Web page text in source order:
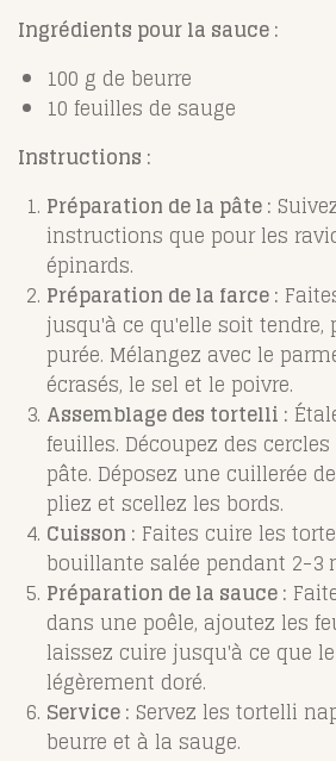
Ingrédients pour la sauce :
100 g de beurre
10 feuilles de sauge
Instructions :
Préparation de la pâte :
instructions que pour les
épinards.
Préparation de la farce :
jusqu'à ce qu'elle soit
purée. Mélangez avec le
écrasés, le sel et le poivre.
Assemblage des tortelli :
feuilles. Découpez des
pâte. Déposez une cuillerée
pliez et scellez les bords.
Cuisson : Faites cuire les
bouillante salée pendant 2-3
Préparation de la sauce :
dans une poêle, ajoutez les
laissez cuire jusqu'à ce que
légèrement doré.
Service : Servez les tortelli
beurre et à la sauge.